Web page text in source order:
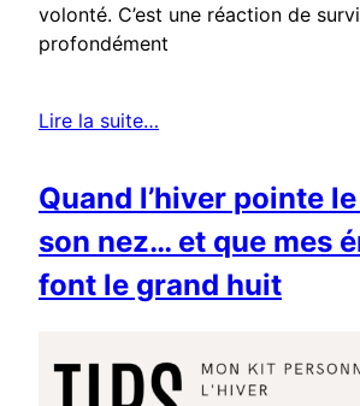
volonté. C’est une réaction de
profondément
Lire la suite…
Quand l’hiver pointe
son nez… et que mes
font le grand huit